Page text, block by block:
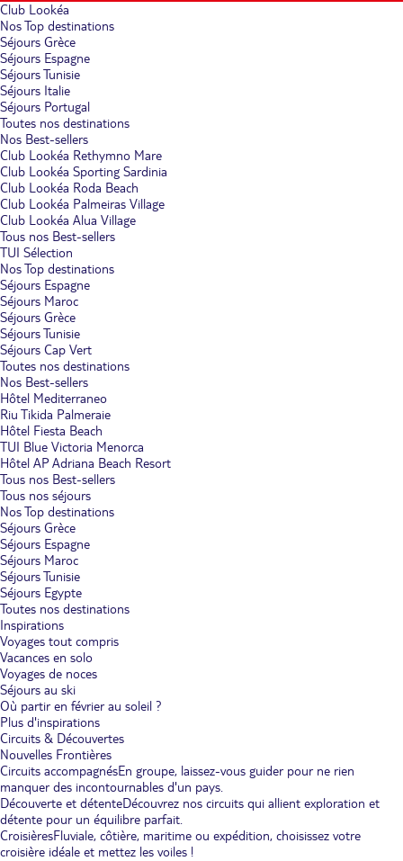
Club Lookéa
Nos Top destinations
Séjours Grèce
Séjours Espagne
Séjours Tunisie
Séjours Italie
Séjours Portugal
Toutes nos destinations
Nos Best-sellers
Club Lookéa Rethymno Mare
Club Lookéa Sporting Sardinia
Club Lookéa Roda Beach
Club Lookéa Palmeiras Village
Club Lookéa Alua Village
Tous nos Best-sellers
TUI Sélection
Nos Top destinations
Séjours Espagne
Séjours Maroc
Séjours Grèce
Séjours Tunisie
Séjours Cap Vert
Toutes nos destinations
Nos Best-sellers
Hôtel Mediterraneo
Riu Tikida Palmeraie
Hôtel Fiesta Beach
TUI Blue Victoria Menorca
Hôtel AP Adriana Beach Resort
Tous nos Best-sellers
Tous nos séjours
Nos Top destinations
Séjours Grèce
Séjours Espagne
Séjours Maroc
Séjours Tunisie
Séjours Egypte
Toutes nos destinations
Inspirations
Voyages tout compris
Vacances en solo
Voyages de noces
Séjours au ski
Où partir en février au soleil ?
Plus d'inspirations
Circuits & Découvertes
Nouvelles Frontières
Circuits accompagnésEn groupe, laissez-vous guider pour ne rien
manquer des incontournables d'un pays.
Découverte et détenteDécouvrez nos circuits qui allient exploration et
détente pour un équilibre parfait.
CroisièresFluviale, côtière, maritime ou expédition, choisissez votre
croisière idéale et mettez les voiles !